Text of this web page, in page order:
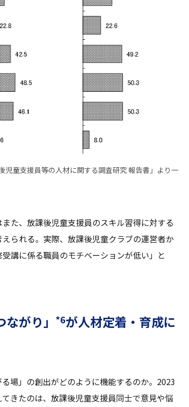
児童支援員等の人材に関する調査研究 報告書」より一
た、放課後児童支援員のスキル習得に対する
られる。実際、放課後児童クラブの運営者か
講に係る職員のモチベーションが低い」と
がり」 *6が人材定着・育成に
場」の創出がどのように機能するのか。2023
きたのは、放課後児童支援員同士で意見や悩